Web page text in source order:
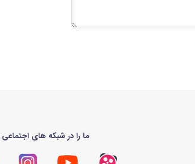
ما را در شبکه های اجتماعی